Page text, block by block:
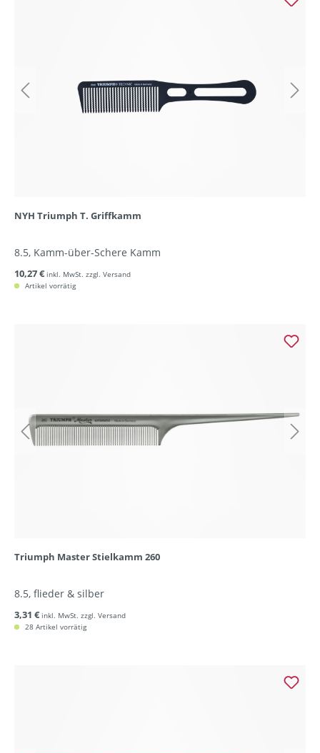
NYH Triumph T. Griffkamm
8.5, Kamm-über-Schere Kamm
10,27 € inkl. MwSt. zzgl. Versand
Artikel vorrätig
Triumph Master Stielkamm 260
8.5, flieder & silber
3,31 € inkl. MwSt. zzgl. Versand
28 Artikel vorrätig